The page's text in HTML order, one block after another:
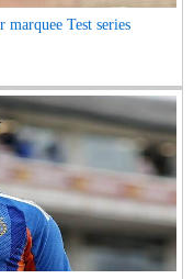
Test series